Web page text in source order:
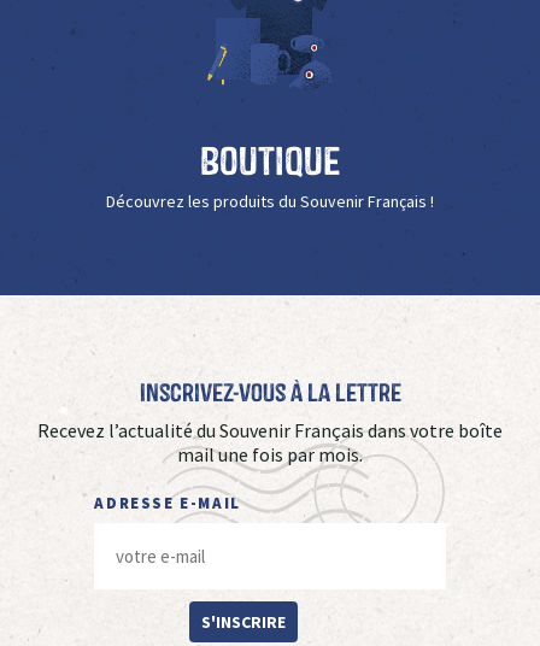
Boutique
Découvrez les produits du Souvenir Français !
Inscrivez-vous à La Lettre
Recevez l’actualité du Souvenir Français dans votre boîte
mail une fois par mois.
ADRESSE E-MAIL
S'INSCRIRE